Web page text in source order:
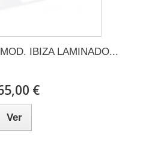
IBIZA LAMINADO...
€
Ver